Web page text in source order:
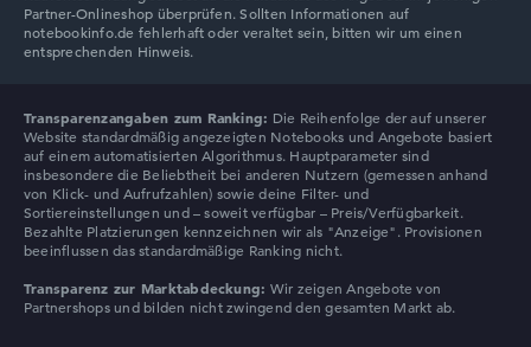
Transparenzangaben zum Ranking: Die Reihenfolge der auf unserer
Website standardmäßig angezeigten Notebooks und Angebote basiert
auf einem automatisierten Algorithmus. Hauptparameter sind
insbesondere die Beliebtheit bei anderen Nutzern (gemessen anhand
von Klick- und Aufrufzahlen) sowie deine Filter- und
Sortiereinstellungen und – soweit verfügbar – Preis/Verfügbarkeit.
Bezahlte Platzierungen kennzeichnen wir als "Anzeige". Provisionen
beeinflussen das standardmäßige Ranking nicht.
Transparenz zur Marktabdeckung: Wir zeigen Angebote von
Partnershops und bilden nicht zwingend den gesamten Markt ab.